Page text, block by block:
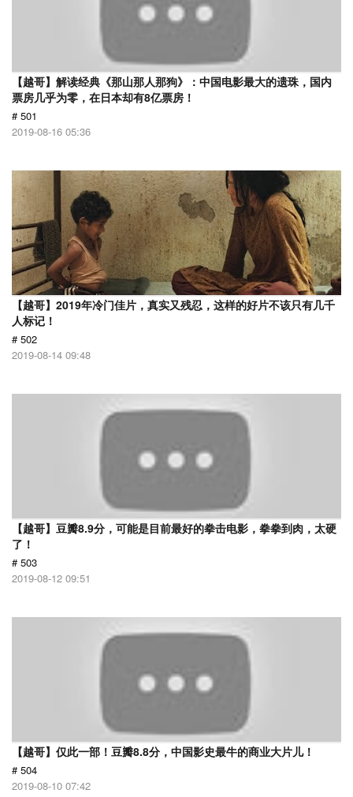
【越哥】解读经典《那山那人那狗》：中国电影最大的遗珠，国内
票房几乎为零，在日本却有8亿票房！
# 501
2019-08-16 05:36
【越哥】2019年冷门佳片，真实又残忍，这样的好片不该只有几千
人标记！
# 502
2019-08-14 09:48
【越哥】豆瓣8.9分，可能是目前最好的拳击电影，拳拳到肉，太硬
了！
# 503
2019-08-12 09:51
【越哥】仅此一部！豆瓣8.8分，中国影史最牛的商业大片儿！
# 504
2019-08-10 07:42